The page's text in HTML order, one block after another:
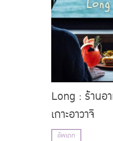
Long : ร้านอ
เกาะอาวาจิ
อัพเดท